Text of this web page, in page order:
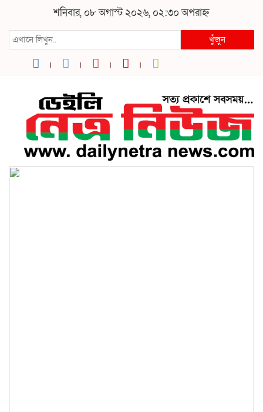
শনিবার, ০৮ অগাস্ট ২০২৬, ০২:৩০ অপরাহ্ন
খুঁজুন